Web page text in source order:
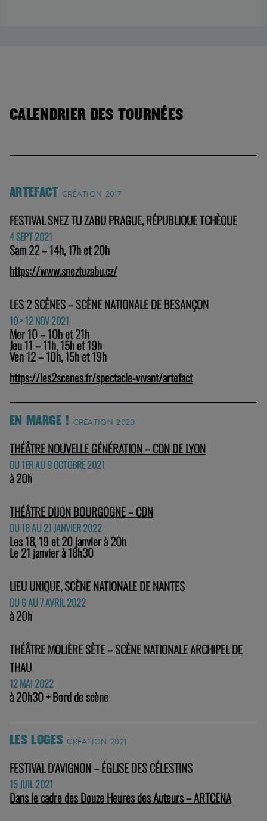
CALENDRIER DES TOURNÉES
ARTEFACT CRÉATION 2017
FESTIVAL SNEZ TU ZABU PRAGUE, RÉPUBLIQUE TCHÈQUE
4 SEPT 2021
Sam 22 – 14h, 17h et 20h
https://www.sneztuzabu.cz/
LES 2 SCÈNES – SCÈNE NATIONALE DE BESANÇON
10 > 12 NOV 2021
Mer 10 – 10h et 21h
Jeu 11 – 11h, 15h et 19h
Ven 12 – 10h, 15h et 19h
https://les2scenes.fr/spectacle-vivant/artefact
EN MARGE ! CRÉATION 2020
THÉÂTRE NOUVELLE GÉNÉRATION – CDN DE LYON
DU 1ER AU 9 OCTOBRE 2021
à 20h
THÉÂTRE DIJON BOURGOGNE – CDN
DU 18 AU 21 JANVIER 2022
Les 18, 19 et 20 janvier à 20h
Le 21 janvier à 18h30
LIEU UNIQUE, SCÈNE NATIONALE DE NANTES
DU 6 AU 7 AVRIL 2022
à 20h
THÉÂTRE MOLIÈRE SÈTE – SCÈNE NATIONALE ARCHIPEL DE
THAU
12 MAI 2022
à 20h30 + Bord de scène
LES LOGESCRÉATION 2021
FESTIVAL D’AVIGNON – ÉGLISE DES CÉLESTINS
15 JUIL 2021
Dans le cadre des Douze Heures des Auteurs – ARTCENA